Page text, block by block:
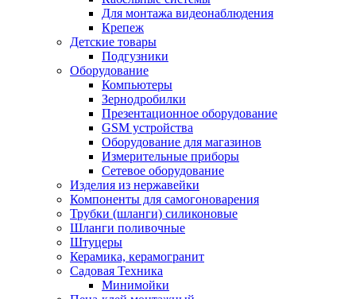
Для монтажа видеонаблюдения
Крепеж
Детские товары
Подгузники
Оборудование
Компьютеры
Зернодробилки
Презентационное оборудование
GSM устройства
Оборудование для магазинов
Измерительные приборы
Сетевое оборудование
Изделия из нержавейки
Компоненты для самогоноварения
Трубки (шланги) силиконовые
Шланги поливочные
Штуцеры
Керамика, керамогранит
Садовая Техника
Минимойки